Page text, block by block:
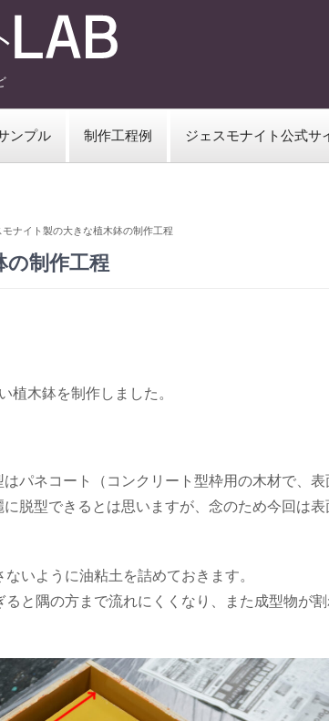
ンプル 制作工程例 ジェスモナイト公式サ
モナイト製の大きな植木鉢の制作工程
の制作工程
植木鉢を制作しました。
パネコート（コンクリート型枠用の木材で、
脱型できるとは思いますが、念のため今回は表
いように油粘土を詰めておきます。
と隅の方まで流れにくくなり、また成型物が